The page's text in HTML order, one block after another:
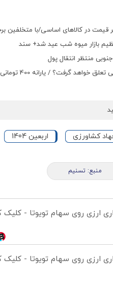
قیمت در کالاهای اساسی/با متخلفین
بازار میوه شب عید شد+ سند
/ یارانه 400 تومانی از یکشنبه در راه است
کشاورزی اربعین 1404
منبع: تسنیم
ارزی روی سهام تویوتا - کلیک
ارزی روی سهام تویوتا - کلیک